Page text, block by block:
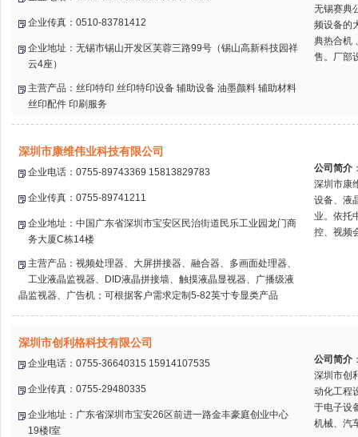
企业传真：0510-83781412
企业地址：无锡市锡山开发区芙蓉三路99号（锡山高新科技园祥
云4座）
主营产品：丝印特印 丝印特印设备 辅助设备 油墨颜料 辅助材料
丝印配件 印刷服务
无锡赛典
频设备的
典热合机
售。厂部
深圳市康维伟业科技有限公司
企业电话：0755-89743369 15813829783
企业传真：0755-89741211
企业地址：中国广东省深圳市宝安区民治街道民乐工业园龙门商
务大厦C栋14楼
主营产品：视频处理器、大屏拼接器、融合器、多画面处理器、
工业液晶监视器、DID液晶拼接墙、触摸液晶显视器、广播级液
晶监视器、广告机；可根据客户需求定制5-82英寸专显类产品
公司简介
深圳市康
设备、液
业。依托
控、视频
深圳市创利格科技有限公司
企业电话：0755-36640315 15914107535
企业传真：0755-29480335
企业地址：广东省深圳市宝安26区前进一路金丰豪庭创业中心
19楼I室
公司简介
深圳市创
动化工程
于电子设
机械、汽